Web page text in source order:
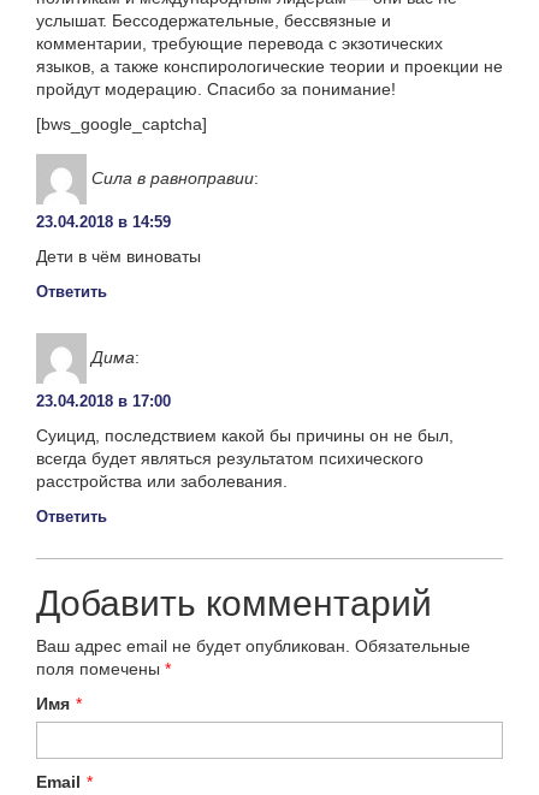
услышат. Бессодержательные, бессвязные и
комментарии, требующие перевода с экзотических
языков, а также конспирологические теории и проекции не
пройдут модерацию. Спасибо за понимание!
[bws_google_captcha]
Сила в равноправии:
23.04.2018 в 14:59
Дети в чём виноваты
Ответить
Дима:
23.04.2018 в 17:00
Суицид, последствием какой бы причины он не был,
всегда будет являться результатом психического
расстройства или заболевания.
Ответить
Добавить комментарий
Ваш адрес email не будет опубликован. Обязательные
поля помечены *
Имя *
Email *